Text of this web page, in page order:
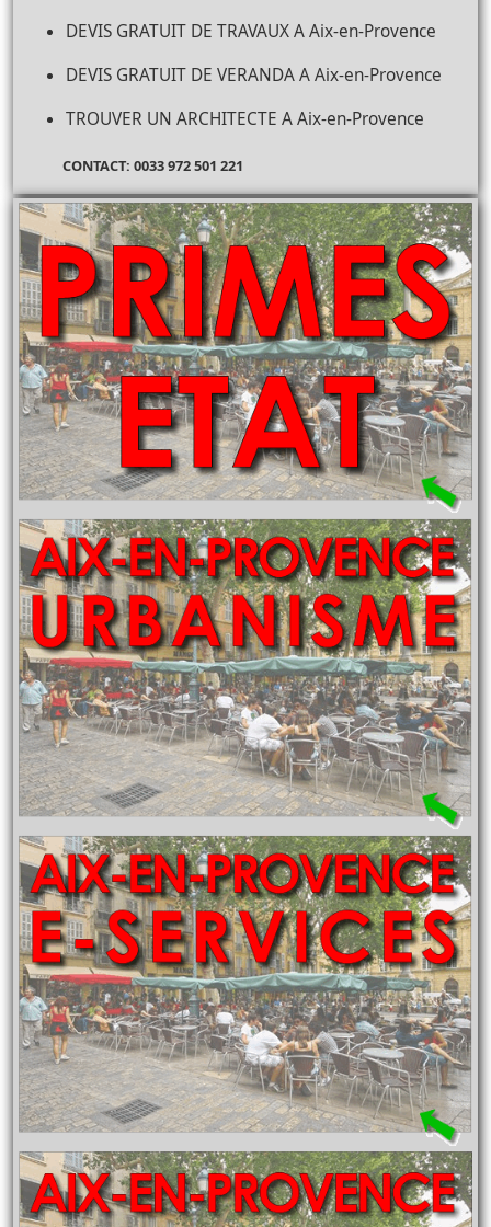
DEVIS GRATUIT DE TRAVAUX A Aix-en-Provence
DEVIS GRATUIT DE VERANDA A Aix-en-Provence
TROUVER UN ARCHITECTE A Aix-en-Provence
CONTACT: 0033 972 501 221